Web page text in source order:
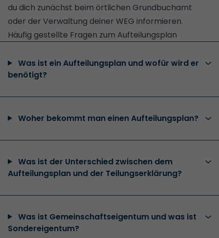
du dich zunächst beim örtlichen Grundbuchamt
oder der Verwaltung deiner WEG informieren.
Häufig gestellte Fragen zum Aufteilungsplan
Was ist ein Aufteilungsplan und wofür wird er
benötigt?
Woher bekommt man einen Aufteilungsplan?
Was ist der Unterschied zwischen dem
Aufteilungsplan und der Teilungserklärung?
Was ist Gemeinschaftseigentum und was ist
Sondereigentum?